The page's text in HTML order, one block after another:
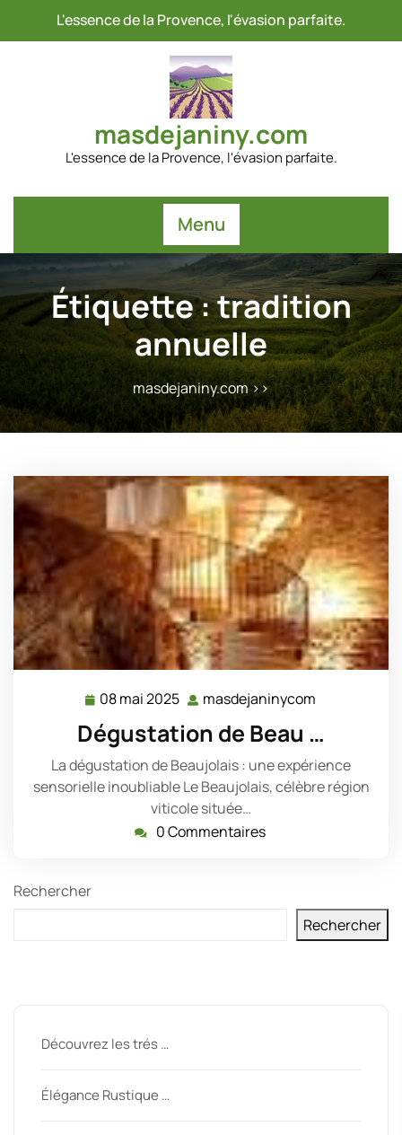
L'essence de la Provence, l'évasion parfaite.
masdejaniny.com
L'essence de la Provence, l'évasion parfaite.
Menu
Étiquette :tradition
annuelle
masdejaniny.com>>
08 mai 2025 08
mai
2025
masdejaninycom
Dégustation de Beau …
La dégustation de Beaujolais : une expérience
sensorielle inoubliable Le Beaujolais, célèbre région
viticole située…
0 Commentaires
Rechercher
Rechercher
Découvrez les trés …
Élégance Rustique …